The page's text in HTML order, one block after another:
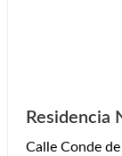
Residencia
Calle Conde